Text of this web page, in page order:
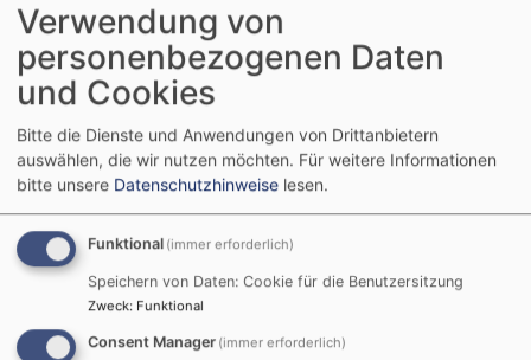
Bildrechte Bilddatenbank Fundus
Verwendung von
personenbezogenen Daten
und Cookies
Bitte die Dienste und Anwendungen von Drittanbietern
auswählen, die wir nutzen möchten. Für weitere Informationen
bitte unsere Datenschutzhinweise lesen.
Funktional (immer erforderlich)
Speichern von Daten: Cookie für die Benutzersitzung
Zweck: Funktional
Consent Manager (immer erforderlich)